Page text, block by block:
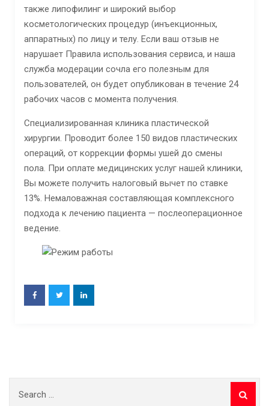
также липофилинг и широкий выбор
косметологических процедур (инъекционных,
аппаратных) по лицу и телу. Если ваш отзыв не
нарушает Правила использования сервиса, и наша
служба модерации сочла его полезным для
пользователей, он будет опубликован в течение 24
рабочих часов с момента получения.
Специализированная клиника пластической
хирургии. Проводит более 150 видов пластических
операций, от коррекции формы ушей до смены
пола. При оплате медицинских услуг нашей клиники,
Вы можете получить налоговый вычет по ставке
13%. Немаловажная составляющая комплексного
подхода к лечению пациента — послеоперационное
ведение.
for: